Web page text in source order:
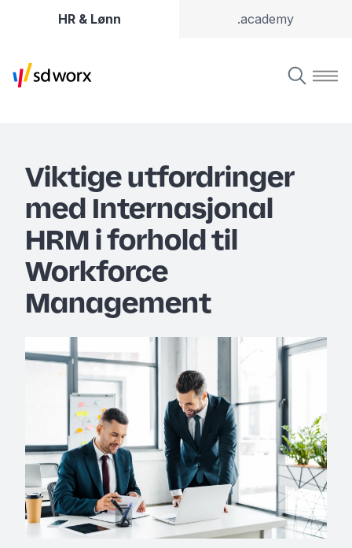
HR & Lønn .academy
Viktige utfordringer
med Internasjonal
HRM i forhold til
Workforce
Management